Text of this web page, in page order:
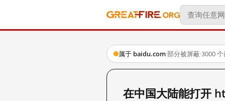
属于 baidu.com·部分被屏蔽·3000
在中国大陆能打开